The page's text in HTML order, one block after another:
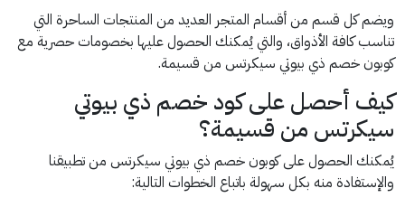
ويضم كل قسم من أقسام المتجر العديد من المنتجات الساحرة التي
تناسب كافة الأذواق، والتي يُمكنك الحصول عليها بخصومات حصرية مع
كوبون خصم ذي بيوتي سيكرتس من قسيمة.
كيف أحصل على كود خصم ذي بيوتي
سيكرتس من قسيمة؟
يُمكنك الحصول على كوبون خصم ذي بيوتي سيكرتس من تطبيقنا
والإستفادة منه بكل سهولة باتباع الخطوات التالية: